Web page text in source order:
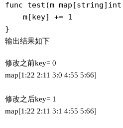
func test(m
    m[key] += 1
}
输出结果如下
修改之前key= 0
map[1:22 2:11 3:0 4:55 5:66]
修改之后key= 1
map[1:22 2:11 3:1 4:55 5:66]